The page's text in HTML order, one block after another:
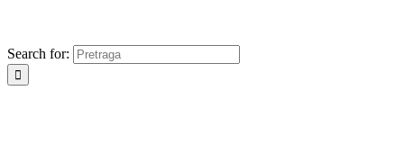
Search for: